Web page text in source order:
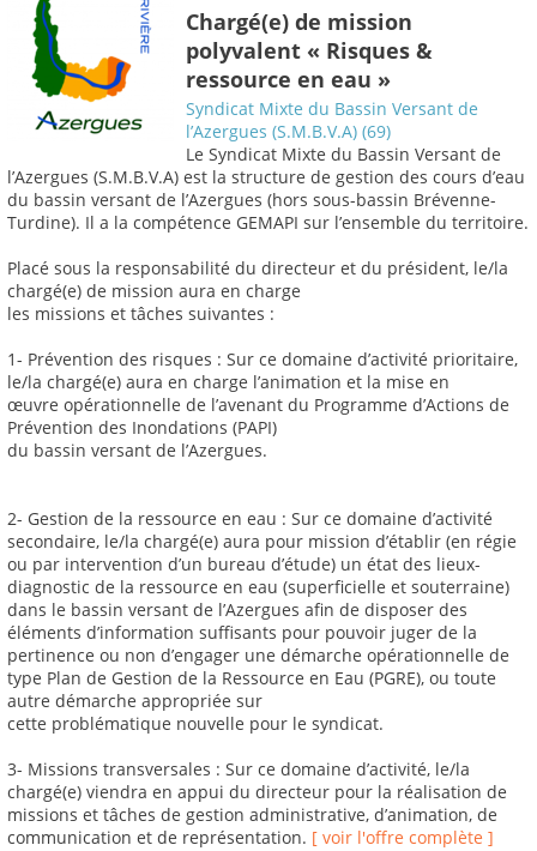
Chargé(e) de mission
polyvalent « Risques &
ressource en eau »
Syndicat Mixte du Bassin Versant de
l’Azergues (S.M.B.V.A) (69)
Le Syndicat Mixte du Bassin Versant de
l’Azergues (S.M.B.V.A) est la structure de gestion des cours d’eau
du bassin versant de l’Azergues (hors sous-bassin Brévenne-
Turdine). Il a la compétence GEMAPI sur l’ensemble du territoire.
Placé sous la responsabilité du directeur et du président, le/la
chargé(e) de mission aura en charge
les missions et tâches suivantes :
1- Prévention des risques : Sur ce domaine d’activité prioritaire,
le/la chargé(e) aura en charge l’animation et la mise en
œuvre opérationnelle de l’avenant du Programme d’Actions de
Prévention des Inondations (PAPI)
du bassin versant de l’Azergues.
2- Gestion de la ressource en eau : Sur ce domaine d’activité
secondaire, le/la chargé(e) aura pour mission d’établir (en régie
ou par intervention d’un bureau d’étude) un état des lieux-
diagnostic de la ressource en eau (superficielle et souterraine)
dans le bassin versant de l’Azergues afin de disposer des
éléments d’information suffisants pour pouvoir juger de la
pertinence ou non d’engager une démarche opérationnelle de
type Plan de Gestion de la Ressource en Eau (PGRE), ou toute
autre démarche appropriée sur
cette problématique nouvelle pour le syndicat.
3- Missions transversales : Sur ce domaine d’activité, le/la
chargé(e) viendra en appui du directeur pour la réalisation de
missions et tâches de gestion administrative, d’animation, de
communication et de représentation. [ voir l'offre complète ]